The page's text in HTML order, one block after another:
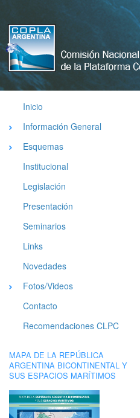
Comisión
Nacional
del Limite
Exterior de
La
Plataforma
Argentina
Inicio
Información General
Esquemas
Institucional
Legislación
Presentación
Seminarios
Links
Novedades
Fotos/Videos
Contacto
Recomendaciones CLPC
MAPA DE LA REPÚBLICA
ARGENTINA BICONTINENTAL Y
SUS ESPACIOS MARÍTIMOS